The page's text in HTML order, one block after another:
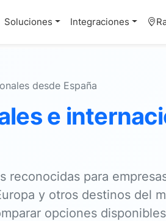
Soluciones Integraciones
desde España
e
para
y otros destinos del
opciones